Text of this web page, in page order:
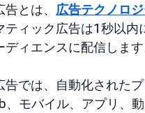
とは、 広告テクノロ
ィック広告は1秒以
ィエンスに配信します
告では、自動化された
、モバイル、アプリ、